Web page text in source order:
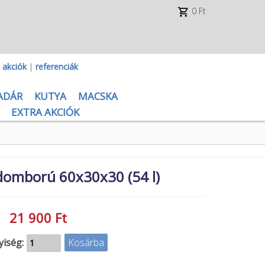
0 Ft
akciók| referenciák
KUTYA
MACSKA
EXTRA AKCIÓK
60x30x30 (54 l)
21 900 Ft